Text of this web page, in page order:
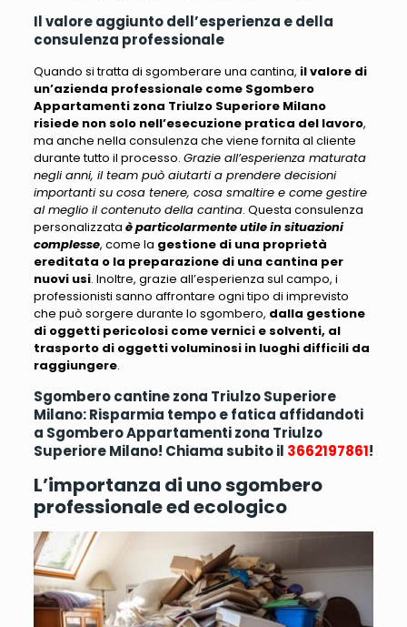
Il valore aggiunto dell’esperienza e della
consulenza professionale
Quando si tratta di sgomberare una cantina, il valore di
un’azienda professionale come Sgombero
Appartamenti zona Triulzo Superiore Milano
risiede non solo nell’esecuzione pratica del lavoro,
ma anche nella consulenza che viene fornita al cliente
durante tutto il processo. Grazie all’esperienza maturata
negli anni, il team può aiutarti a prendere decisioni
importanti su cosa tenere, cosa smaltire e come gestire
al meglio il contenuto della cantina. Questa consulenza
personalizzata è particolarmente utile in situazioni
complesse, come la gestione di una proprietà
ereditata o la preparazione di una cantina per
nuovi usi. Inoltre, grazie all’esperienza sul campo, i
professionisti sanno affrontare ogni tipo di imprevisto
che può sorgere durante lo sgombero, dalla gestione
di oggetti pericolosi come vernici e solventi, al
trasporto di oggetti voluminosi in luoghi difficili da
raggiungere.
Sgombero cantine zona Triulzo Superiore
Milano: Risparmia tempo e fatica affidandoti
a Sgombero Appartamenti zona Triulzo
Superiore Milano! Chiama subito il 3662197861!
L’importanza di uno sgombero
professionale ed ecologico